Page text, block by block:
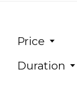
Price
Duration